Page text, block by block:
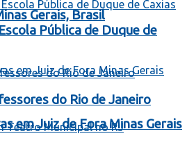
Gerais, Brasil
em Juiz de Fora Minas Gerais
Pública de Duque de
do Rio de Janeiro